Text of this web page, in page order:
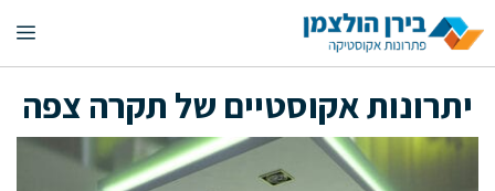
לדלג
לתוכן
יתרונות אקוסטיים של תקרה צפה